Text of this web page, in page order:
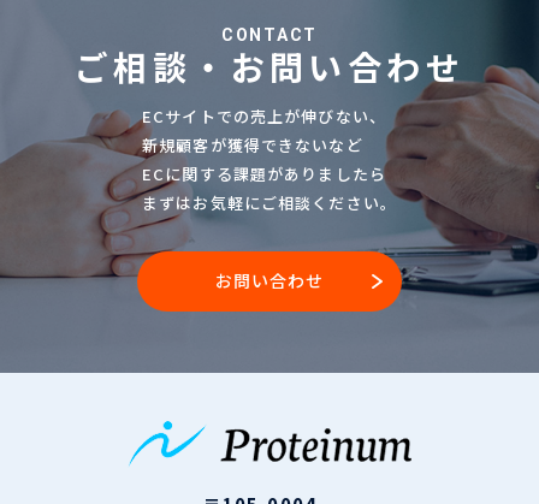
CONTACT
ご相談・お問い合わせ
ECサイトでの売上が伸びない、
新規顧客が獲得できないなど
ECに関する課題がありましたら
まずはお気軽にご相談ください。
お問い合わせ